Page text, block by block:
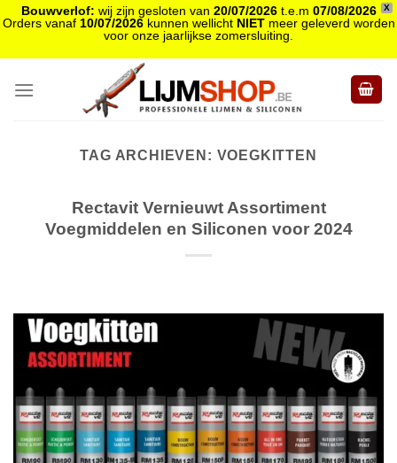
X
Bouwverlof: wij zijn gesloten van 20/07/2026t.e.m 07/08/2026
Orders vanaf 10/07/2026kunnen wellicht NIETmeer geleverd worden
voor onze jaarlijkse zomersluiting.
TAG ARCHIEVEN: VOEGKITTEN
Rectavit Vernieuwt Assortiment
Voegmiddelen en Siliconen voor 2024